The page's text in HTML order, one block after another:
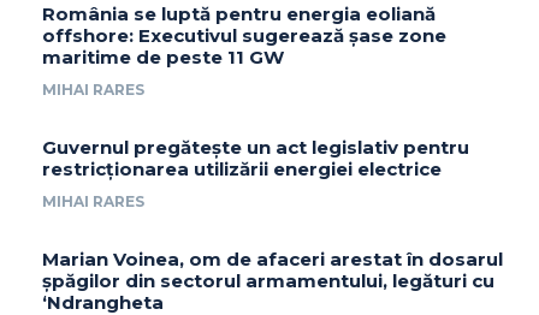
România se luptă pentru energia eoliană
offshore: Executivul sugerează șase zone
maritime de peste 11 GW
MIHAI RARES
Guvernul pregătește un act legislativ pentru
restricționarea utilizării energiei electrice
MIHAI RARES
Marian Voinea, om de afaceri arestat în dosarul
șpăgilor din sectorul armamentului, legături cu
‘Ndrangheta